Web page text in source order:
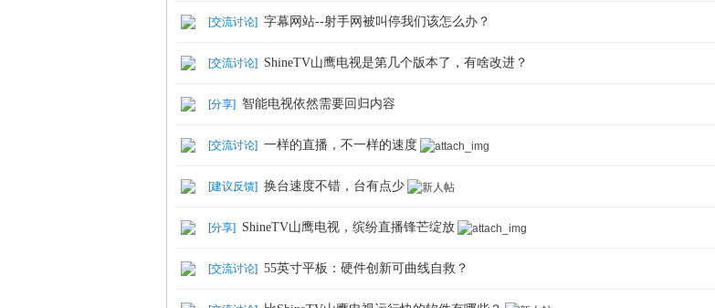
[交流讨论] 字幕网站--射手网被叫停我们该怎么办？
[交流讨论] ShineTV山鹰电视是第几个版本了，有啥改进？
[分享] 智能电视依然需要回归内容
[交流讨论] 一样的直播，不一样的速度
[建议反馈] 换台速度不错，台有点少
[分享] ShineTV山鹰电视，缤纷直播锋芒绽放
[交流讨论] 55英寸平板：硬件创新可曲线自救？